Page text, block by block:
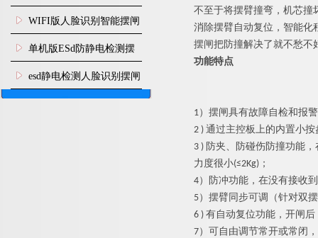
闸机食堂消费摆闸
WIFI版人脸识别智能摆闸
机
单机版ESd防静电检测摆
闸机
esd静电检测人脸识别摆闸
安装
不至于将摆臂撞弯，机芯撞
消除摆臂自动复位，智能化
摆闸把防撞解决了就不愁不
功能特点
1） 摆闸具有故障自检和报
2 ) 通过主控板上的内置小
3 ) 防夹、防碰伤防撞功能
力度很小(≤2Kg)；
4）防冲功能，在没有接收
5）摆臂同步可调（针对双
6 ) 有自动复位功能，开闸
7）可自由调节常开或常闭